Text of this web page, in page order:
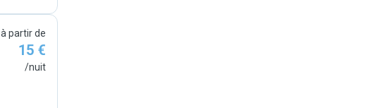
à partir de
15 €
/nuit